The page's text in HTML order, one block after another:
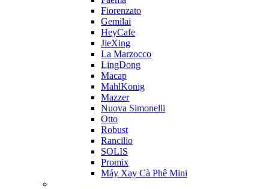
Fiorenzato
Gemilai
HeyCafe
JieXing
La Marzocco
LingDong
Macap
MahlKonig
Mazzer
Nuova Simonelli
Otto
Robust
Rancilio
SOLIS
Promix
Máy Xay Cà Phê Mini